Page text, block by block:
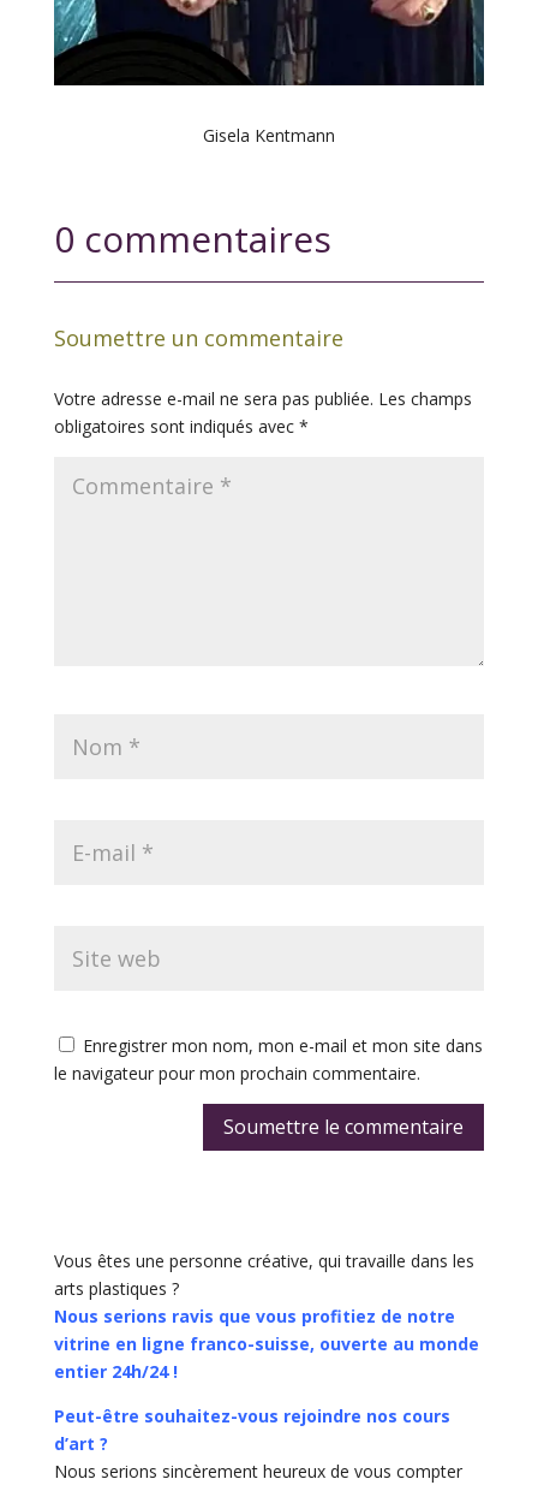
Gisela Kentmann
0 commentaires
Soumettre un commentaire
Votre adresse e-mail ne sera pas publiée. Les champs
obligatoires sont indiqués avec *
Enregistrer mon nom, mon e-mail et mon site dans
le navigateur pour mon prochain commentaire.
Soumettre le commentaire
Vous êtes une personne créative, qui travaille dans les
arts plastiques ?
Nous serions ravis que vous profitiez de notre
vitrine en ligne franco-suisse, ouverte au monde
entier 24h/24 !
Peut-être souhaitez-vous rejoindre nos cours
d’art ?
Nous serions sincèrement heureux de vous compter